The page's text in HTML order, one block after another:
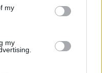
including but
You may click to
its third-party tags to
my
my